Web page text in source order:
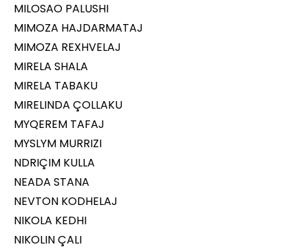
MILOSAO PALUSHI
MIMOZA HAJDARMATAJ
MIMOZA REXHVELAJ
MIRELA SHALA
MIRELA TABAKU
MIRELINDA ÇOLLAKU
MYQEREM TAFAJ
MYSLYM MURRIZI
NDRIÇIM KULLA
NEADA STANA
NEVTON KODHELAJ
NIKOLA KEDHI
NIKOLIN ÇALI